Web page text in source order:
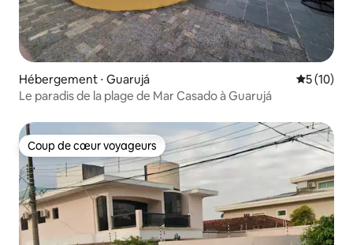
Hébergement ⋅ Guarujá
5 (10)
Le paradis de la plage de Mar Casado à Guarujá
Coup de cœur voyageurs
Coup de cœur voyageurs